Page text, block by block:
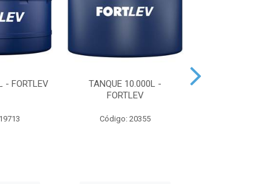
- FORTLEV
TANQUE 10.000L -
FORTLEV
Código: 20355